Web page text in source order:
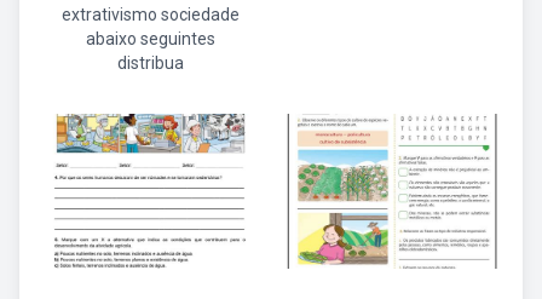
extrativismo sociedade
abaixo seguintes
distribua